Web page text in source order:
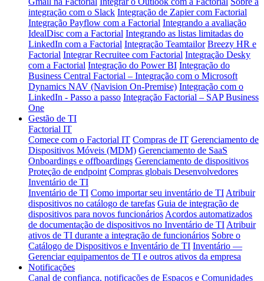
integração com o Slack Integração de Zapier com Factorial
Integração Payflow com a Factorial Integrando a avaliação
IdealDisc com a Factorial Integrando as listas limitadas do
LinkedIn com a Factorial Integração Teamtailor Breezy HR e
Factorial Integrar Recruitee com Factorial Integração Desky
com a Factorial Integração do Power BI Integração do
Business Central Factorial – Integração com o Microsoft
Dynamics NAV (Navision On-Premise) Integração com o
LinkedIn - Passo a passo Integração Factorial – SAP Business
One
Gestão de TI
Factorial IT
Comece com o Factorial IT Compras de IT Gerenciamento de
Dispositivos Móveis (MDM) Gerenciamento de SaaS
Onboardings e offboardings Gerenciamento de dispositivos
Proteção de endpoint Compras globais Desenvolvedores
Inventário de TI
Inventário de TI Como importar seu inventário de TI Atribuir
dispositivos no catálogo de tarefas Guia de integração de
dispositivos para novos funcionários Acordos automatizados
de documentação de dispositivos no Inventário de TI Atribuir
ativos de TI durante a integração de funcionários Sobre o
Catálogo de Dispositivos e Inventário de TI Inventário —
Gerenciar equipamentos de TI e outros ativos da empresa
Notificações
Canal de confiança, notificações de Espaços e Comunidades